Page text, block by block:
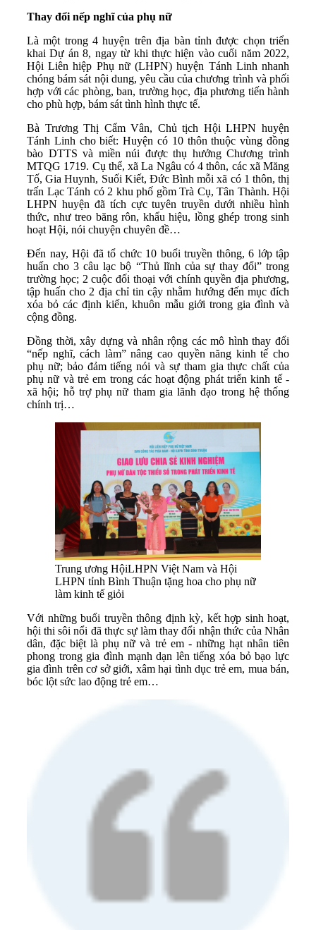
Thay đổi nếp nghĩ của phụ nữ
Là một trong 4 huyện trên địa bàn tỉnh được chọn triển
khai Dự án 8, ngay từ khi thực hiện vào cuối năm 2022,
Hội Liên hiệp Phụ nữ (LHPN) huyện Tánh Linh nhanh
chóng bám sát nội dung, yêu cầu của chương trình và phối
hợp với các phòng, ban, trường học, địa phương tiến hành
cho phù hợp, bám sát tình hình thực tế.
Bà Trương Thị Cẩm Vân, Chủ tịch Hội LHPN huyện
Tánh Linh cho biết: Huyện có 10 thôn thuộc vùng đồng
bào DTTS và miền núi được thụ hưởng Chương trình
MTQG 1719. Cụ thể, xã La Ngâu có 4 thôn, các xã Măng
Tố, Gia Huynh, Suối Kiết, Đức Bình mỗi xã có 1 thôn, thị
trấn Lạc Tánh có 2 khu phố gồm Trà Cụ, Tân Thành. Hội
LHPN huyện đã tích cực tuyên truyền dưới nhiều hình
thức, như treo băng rôn, khẩu hiệu, lồng ghép trong sinh
hoạt Hội, nói chuyện chuyên đề…
Đến nay, Hội đã tổ chức 10 buổi truyền thông, 6 lớp tập
huấn cho 3 câu lạc bộ “Thủ lĩnh của sự thay đổi” trong
trường học; 2 cuộc đối thoại với chính quyền địa phương,
tập huấn cho 2 địa chỉ tin cậy nhằm hướng đến mục đích
xóa bỏ các định kiến, khuôn mẫu giới trong gia đình và
cộng đồng.
Đồng thời, xây dựng và nhân rộng các mô hình thay đổi
“nếp nghĩ, cách làm” nâng cao quyền năng kinh tế cho
phụ nữ; bảo đảm tiếng nói và sự tham gia thực chất của
phụ nữ và trẻ em trong các hoạt động phát triển kinh tế -
xã hội; hỗ trợ phụ nữ tham gia lãnh đạo trong hệ thống
chính trị…
Trung ương HộiLHPN Việt Nam và Hội
LHPN tỉnh Bình Thuận tặng hoa cho phụ nữ
làm kinh tế giỏi
Với những buổi truyền thông định kỳ, kết hợp sinh hoạt,
hội thi sôi nổi đã thực sự làm thay đổi nhận thức của Nhân
dân, đặc biệt là phụ nữ và trẻ em - những hạt nhân tiên
phong trong gia đình mạnh dạn lên tiếng xóa bỏ bạo lực
gia đình trên cơ sở giới, xâm hại tình dục trẻ em, mua bán,
bóc lột sức lao động trẻ em…